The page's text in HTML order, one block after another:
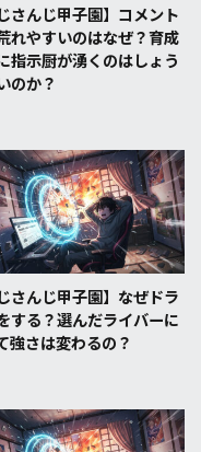
さんじ甲子園】コメント
れやすいのはなぜ？育成
指示厨が湧くのはしょう
のか？
さんじ甲子園】なぜドラ
する？選んだライバーに
強さは変わるの？